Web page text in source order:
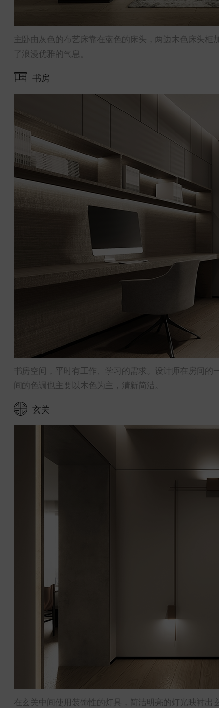
主卧由灰色的布艺床靠在蓝色的床头，两边木色床头
了浪漫优雅的气息。
书房
书房空间，平时有工作、学习的需求。设计师在房间
间的色调也主要以木色为主，清新简洁。
玄关
在玄关中间使用装饰性的灯具，简洁明亮的灯光映衬出